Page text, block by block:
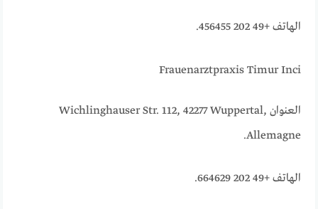
الهاتف +49 202 456455.
Frauenarztpraxis Timur Inci
العنوان Wichlinghauser Str. 112, 42277 Wuppertal,
Allemagne.
الهاتف +49 202 664629.